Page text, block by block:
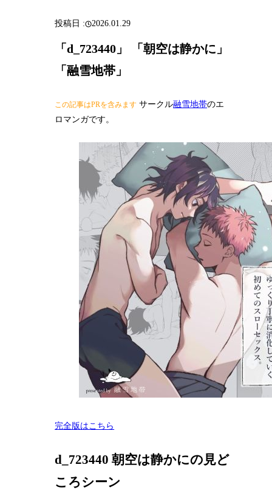
2026.01.29
「d_723440」 「朝空は静かに」
「融雪地帯」
この記事はPRを含みます サークル融雪地帯のエ
ロマンガです。
完全版はこちら
d_723440 朝空は静かにの見ど
ころシーン